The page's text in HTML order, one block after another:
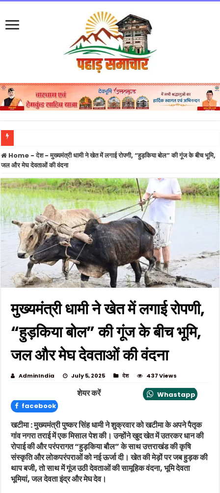
तीलू रौतेली राज्य स्त्री शक्ति पुरस्कार के लिए 13 महिलाओं का चयन, राज्य स्तरीय आंगनबाड़ी
Home - देश- मुख्यमंत्री धामी ने खेत में लगाई रोपणी, “हुड़किया बोल” की गूंज के बीच भूमि,
जल और मेघ देवताओं की वंदना
मुख्यमंत्री धामी ने खेत में लगाई रोपणी,
“हुड़किया बोल” की गूंज के बीच भूमि,
जल और मेघ देवताओं की वंदना
AdminIndia July 5, 2025 देश 437 Views
शेयर करें
Whastapp
facebook
खटीमा : मुख्यमंत्री पुष्कर सिंह धामी ने शुक्रवार को खटीमा के अपने पैतृक
गांव नगरा तराई में एक मिसाल पेश की। उन्होंने खुद खेत में उतरकर धान की
रोपाई की और परंपरागत “हुड़किया बौल” के साथ उत्तराखंड की कृषि
संस्कृति और लोकपरंपराओं को नई ऊर्जा दी। खेत की मेड़ों पर जब हुड़क की
थाप बजी, तो साथ में गूंज उठी देवताओं की सामूहिक वंदना, भूमि देवता
भूमियां, जल देवता इंद्र और मेघ देव।